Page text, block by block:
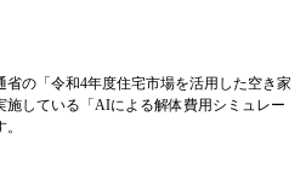
の「令和4年度住宅市場を活用した空き家
している「AIによる解体費用シミュレー